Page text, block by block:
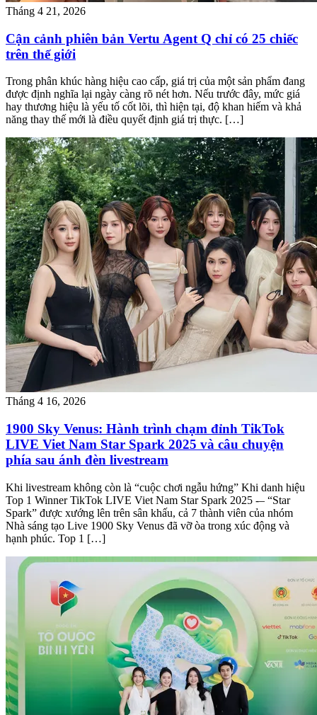
Tháng 4 21, 2026
Cận cảnh phiên bản Vertu Agent Q chỉ có 25 chiếc
trên thế giới
Trong phân khúc hàng hiệu cao cấp, giá trị của một sản phẩm đang
được định nghĩa lại ngày càng rõ nét hơn. Nếu trước đây, mức giá
hay thương hiệu là yếu tố cốt lõi, thì hiện tại, độ khan hiếm và khả
năng thay thế mới là điều quyết định giá trị thực. […]
Tháng 4 16, 2026
1900 Sky Venus: Hành trình chạm đỉnh TikTok
LIVE Viet Nam Star Spark 2025 và câu chuyện
phía sau ánh đèn livestream
Khi livestream không còn là “cuộc chơi ngẫu hứng” Khi danh hiệu
Top 1 Winner TikTok LIVE Viet Nam Star Spark 2025 -– “Star
Spark” được xướng lên trên sân khấu, cả 7 thành viên của nhóm
Nhà sáng tạo Live 1900 Sky Venus đã vỡ òa trong xúc động và
hạnh phúc. Top 1 […]